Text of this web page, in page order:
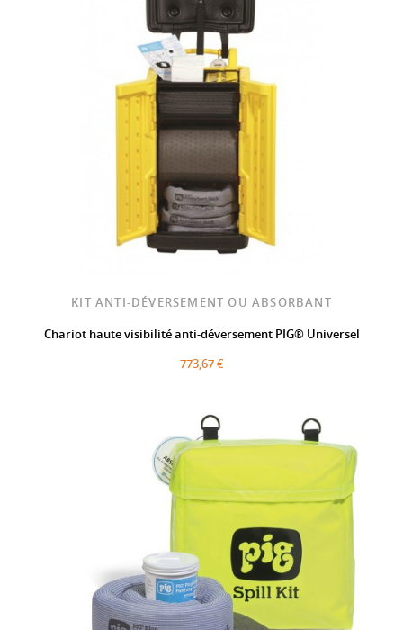
KIT ANTI-DÉVERSEMENT OU ABSORBANT
Chariot haute visibilité anti-déversement PIG® Universel
773,67 €